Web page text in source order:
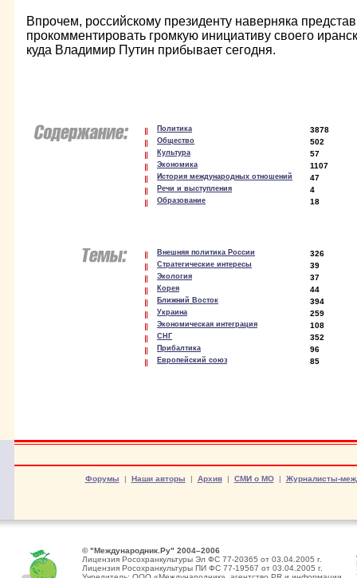
Впрочем, российскому президенту наверняка
прокомментировать громкую инициативу своего
куда Владимир Путин прибывает сегодня.
Политика 3878
Общество 502
Культура 57
Экономика 1107
История международных отношений 47
Речи и выступления 4
Образование 18
Внешняя политика России 326
Стратегические интересы 39
Экология 37
Корея 44
Ближний Восток 394
Украина 259
Экономическая интеграция 108
СНГ 352
Прибалтика 96
Европейский союз 85
Форумы | Наши авторы | Архив| СМИ о МО| Журналисты-
© "Международник.Ру" 2004–2006
Лицензия Росохранкультуры Эл ФС 77-20365 от 03.04.2005 г.
Лицензия Росохранкультуры ПИ ФС 77-19567 от 03.04.2005 г.